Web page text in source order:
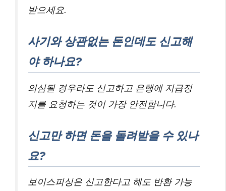
받으세요.
사기와 상관없는 돈인데도 신고해
야 하나요?
의심될 경우라도 신고하고 은행에 지급정
지를 요청하는 것이 가장 안전합니다.
신고만 하면 돈을 돌려받을 수 있나
요?
보이스피싱은 신고한다고 해도 반환 가능